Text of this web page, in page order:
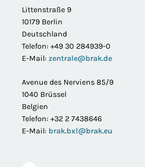
Littenstraße 9
10179 Berlin
Deutschland
Telefon: +49 30 284939-0
E-Mail: zentrale@brak.de
Avenue des Nerviens 85/9
1040 Brüssel
Belgien
Telefon: +32 2 7438646
E-Mail: brak.bxl@brak.eu